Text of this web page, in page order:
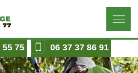
55 75 06 37 37 86 91